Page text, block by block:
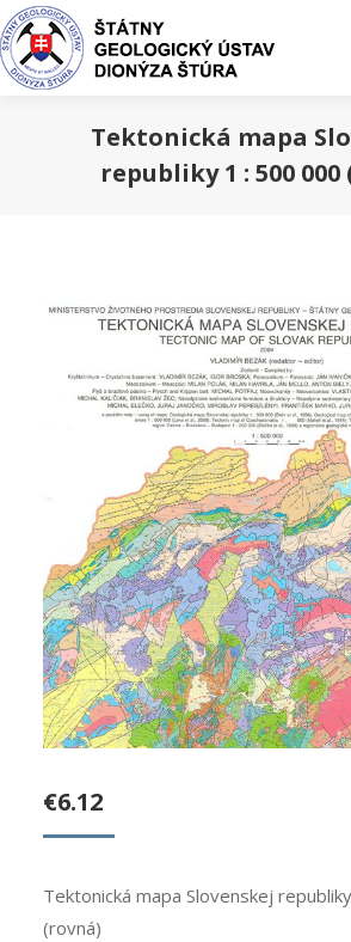
Tektonická mapa
republiky 1 : 500
€6.12
Tektonická mapa Slovenskej
(rovná)